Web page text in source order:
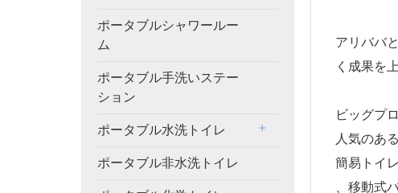
ポータブルシャワールー
ム
ポータブル手洗いステー
ション
ポータブル水洗トイレ
ポータブル非水洗トイレ
アリババ
く成果を
ビッグプ
人気のあ
簡易トイレ
、移動式